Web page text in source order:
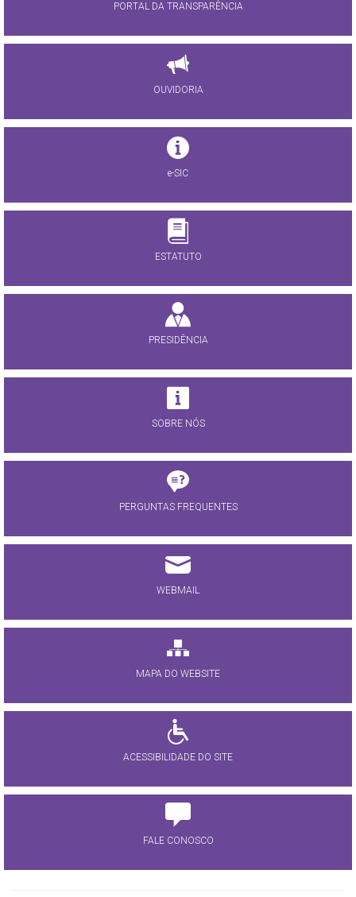
PORTAL DA TRANSPARÊNCIA
OUVIDORIA
e-SIC
ESTATUTO
PRESIDÊNCIA
SOBRE NÓS
PERGUNTAS FREQUENTES
WEBMAIL
MAPA DO WEBSITE
ACESSIBILIDADE DO SITE
FALE CONOSCO